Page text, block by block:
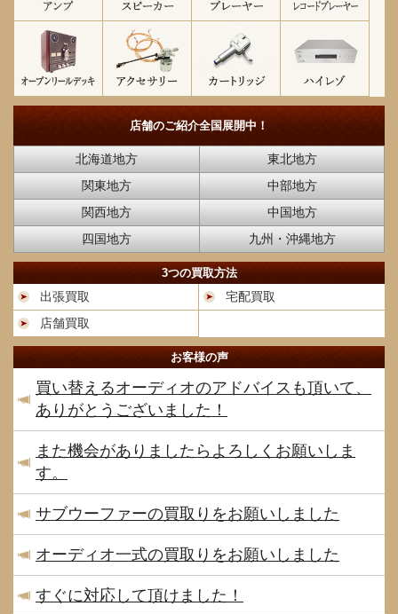
店舗のご紹介全国展開中！
北海道地方
東北地方
関東地方
中部地方
関西地方
中国地方
四国地方
九州・沖縄地方
3つの買取方法
出張買取
宅配買取
店舗買取
お客様の声
買い替えるオーディオのアドバイスも頂いて、
ありがとうございました！
また機会がありましたらよろしくお願いしま
す。
サブウーファーの買取りをお願いしました
オーディオ一式の買取りをお願いしました
すぐに対応して頂けました！